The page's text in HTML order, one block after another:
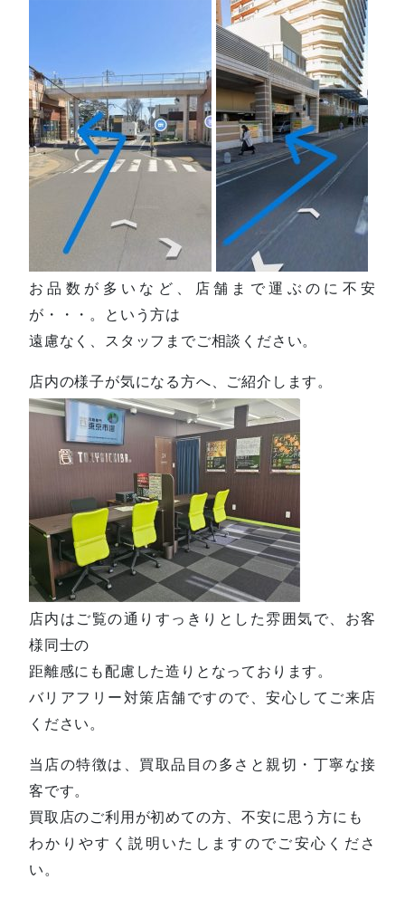
お品数が多いなど、店舗まで運ぶのに不安
が・・・。という方は
遠慮なく、スタッフまでご相談ください。
店内の様子が気になる方へ、ご紹介します。
店内はご覧の通りすっきりとした雰囲気で、お客
様同士の
距離感にも配慮した造りとなっております。
バリアフリー対策店舗ですので、安心してご来店
ください。
当店の特徴は、買取品目の多さと親切・丁寧な接
客です。
買取店のご利用が初めての方、不安に思う方にも
わかりやすく説明いたしますのでご安心くださ
い。